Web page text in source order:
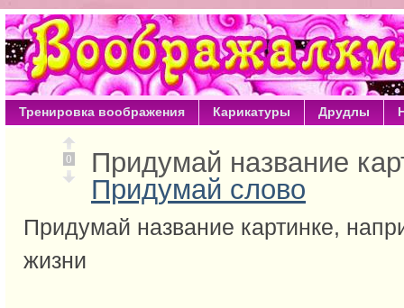
Тренировка воображения Карикатуры Друдлы
0
Придумай название
Придумай слово
Придумай название картинке,
жизни